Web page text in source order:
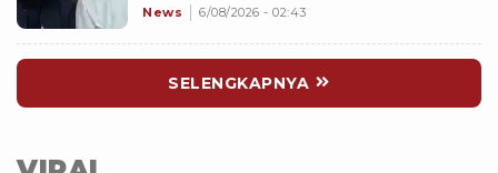
Inara Rusli?
News 6/08/2026 - 02:43
SELENGKAPNYA